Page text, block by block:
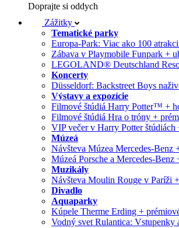
Doprajte si oddych
Zážitky
Tematické parky
Europa-Park: Viac ako 100
Zábava v Playmobile Funpark +
LEGOLAND® Deutschland
Koncerty
Düsseldorf: Backstreet Boys
Výstavy a expozície
Filmové štúdiá Harry Potter™ +
Filmové štúdiá Hra o tróny +
VIP večer v Harry Potter štúdiách
Múzeá
Návšteva Múzea Mercedes-Benz
Múzeá Porsche a Mercedes-Benz
Muzikály
Návšteva Moulin Rouge v Paríži
Divadlo
Aquaparky
Kúpele Therme Erding +
Vodný svet Rulantica: Vstupenky